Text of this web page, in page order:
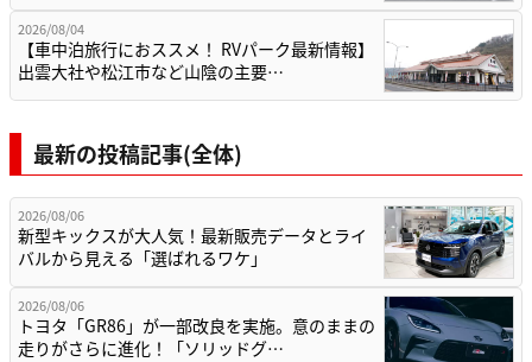
2026/08/04
【車中泊旅行におススメ！ RVパーク最新情報】
出雲大社や松江市など山陰の主要…
最新の投稿記事(全体)
2026/08/06
新型キックスが大人気！最新販売データとライ
バルから見える「選ばれるワケ」
2026/08/06
トヨタ「GR86」が一部改良を実施。意のままの
走りがさらに進化！「ソリッドグ…